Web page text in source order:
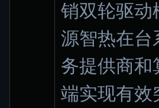
销双轮驱动
源智热在台
务提供商和
端实现有效